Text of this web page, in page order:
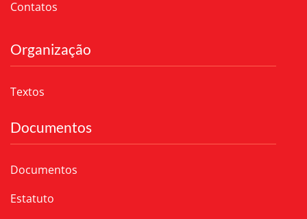
Contatos
Organização
Textos
Documentos
Documentos
Estatuto